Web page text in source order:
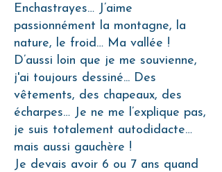
Enchastrayes… J’aime
passionnément la montagne, la
nature, le froid… Ma vallée !
D’aussi loin que je me souvienne,
j'ai toujours dessiné... Des
vêtements, des chapeaux, des
écharpes… Je ne me l’explique pas,
je suis totalement autodidacte…
mais aussi gauchère !
Je devais avoir 6 ou 7 ans quand